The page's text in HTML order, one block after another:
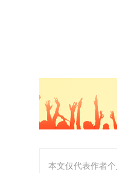
本文仅代表作者